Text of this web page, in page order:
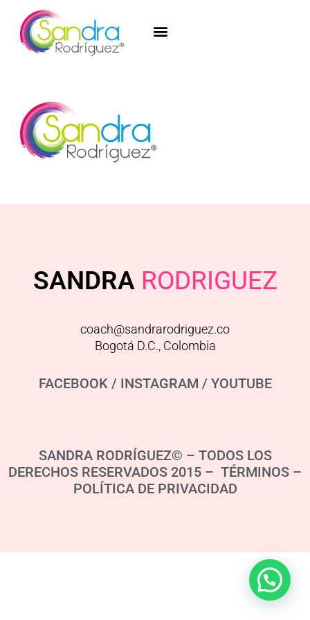
SANDRA RODRIGUEZ
coach@sandrarodriguez.co
Bogotá D.C., Colombia
FACEBOOK / INSTAGRAM / YOUTUBE
SANDRA RODRÍGUEZ© – TODOS LOS
DERECHOS RESERVADOS 2015 – TÉRMINOS –
POLÍTICA DE PRIVACIDAD